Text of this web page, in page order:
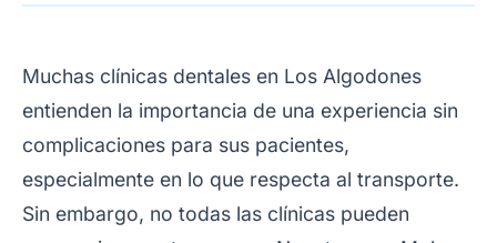
Muchas clínicas dentales en Los Algodones
entienden la importancia de una experiencia sin
complicaciones para sus pacientes,
especialmente en lo que respecta al transporte.
Sin embargo, no todas las clínicas pueden